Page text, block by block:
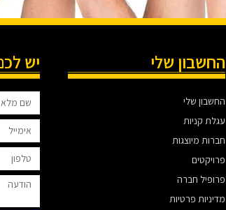
החשבון שלי
החשבון שלי
עגלת קניות
חברות מיוצגות
פרויקטים
פרופיל חברה
מדיניות פרטיות
יש